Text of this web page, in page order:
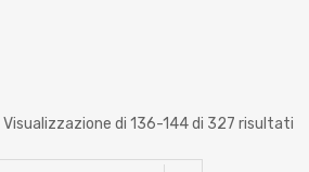
Visualizzazione di 136-144 di 327 risultati